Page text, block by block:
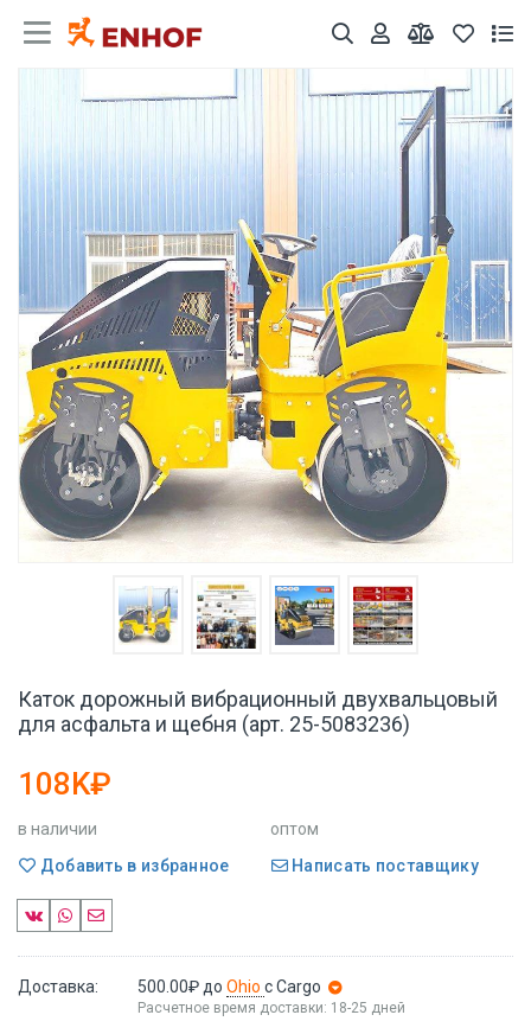
Каток дорожный вибрационный двухвальцовый
для асфальта и щебня (арт. 25-5083236)
108K₽
в наличии
оптом
Добавить в избранное
Написать поставщику
Доставка: 500.00₽ до Ohio с Cargo
Расчетное время доставки: 18-25 дней